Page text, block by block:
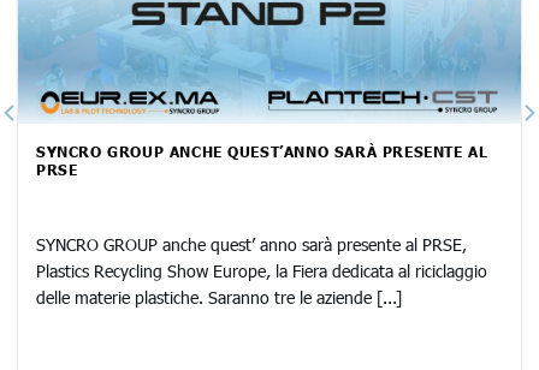
SYNCRO GROUP ANCHE QUEST’ANNO SARÀ PRESENTE AL
PRSE
SYNCRO GROUP anche quest’ anno sarà presente al PRSE,
Plastics Recycling Show Europe, la Fiera dedicata al riciclaggio
delle materie plastiche. Saranno tre le aziende [...]